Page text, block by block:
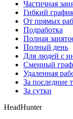
Частичная
Гибкий
От прямых
Подработка
Полная
Полный день
Для людей с
Сменный
Удаленная
За последние
За сутки
HeadHunter